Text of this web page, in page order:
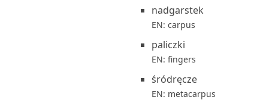
nadgarstek
EN: carpus
paliczki
EN: fingers
śródręcze
EN: metacarpus